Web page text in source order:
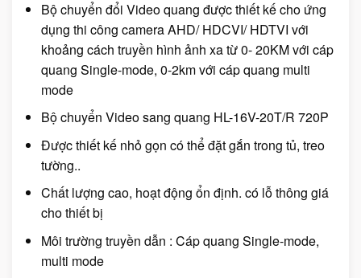
Bộ chuyển đổi Video quang được thiết kế cho ứng
dụng thi công camera AHD/ HDCVI/ HDTVI với
khoảng cách truyền hình ảnh xa từ 0- 20KM với cáp
quang Single-mode, 0-2km với cáp quang multi
mode
Bộ chuyển Video sang quang HL-16V-20T/R 720P
Được thiết kế nhỏ gọn có thể đặt gắn trong tủ, treo
tường..
Chất lượng cao, hoạt động ổn định. có lỗ thông giá
cho thiết bị
Môi trường truyền dẫn : Cáp quang Single-mode,
multi mode